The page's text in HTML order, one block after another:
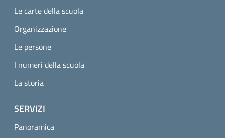
Le carte della scuola
Organizzazione
Le persone
I numeri della scuola
La storia
SERVIZI
Panoramica